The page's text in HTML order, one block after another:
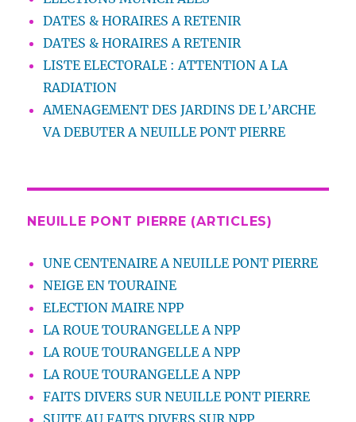
DATES & HORAIRES A RETENIR
DATES & HORAIRES A RETENIR
LISTE ELECTORALE : ATTENTION A LA
RADIATION
AMENAGEMENT DES JARDINS DE L’ARCHE
VA DEBUTER A NEUILLE PONT PIERRE
NEUILLE PONT PIERRE (ARTICLES)
UNE CENTENAIRE A NEUILLE PONT PIERRE
NEIGE EN TOURAINE
ELECTION MAIRE NPP
LA ROUE TOURANGELLE A NPP
LA ROUE TOURANGELLE A NPP
LA ROUE TOURANGELLE A NPP
FAITS DIVERS SUR NEUILLE PONT PIERRE